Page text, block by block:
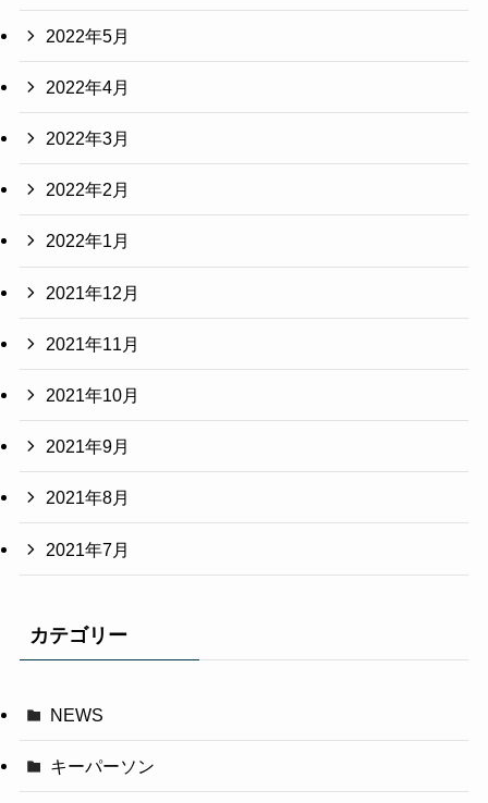
2022年5月
2022年4月
2022年3月
2022年2月
2022年1月
2021年12月
2021年11月
2021年10月
2021年9月
2021年8月
2021年7月
カテゴリー
NEWS
キーパーソン